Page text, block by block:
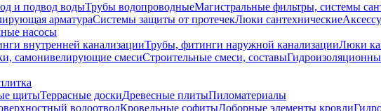
и подвод водыТрубы водопроводныеМагистральные фильтры, системы
арматураСистемы защиты от протечекЛюки сантехнические
насосы
внутренней канализацииТрубы, фитинги наружной канализацииЛюки
самонивелирующие смесиСтроительные смеси, составы
щитыТеррасные доскиДревесные плитыПиломатериалы
водоотводКровельные софитыДоборные элементы кровли